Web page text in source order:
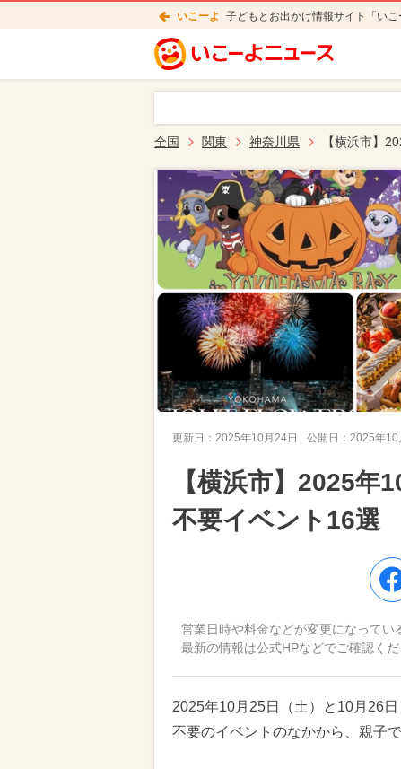
いこーよ 子どもとお出かけ情報サイト「い
全国 関東 神奈川県 【横浜市】
更新日： 2025年10月24日 公開日： 2025年10
【横浜市】2025年
不要イベント16選
営業日時や料金などが変更になってい
最新の情報は公式HPなどでご確認くだ
2025年10月25日（土）と10月26
不要のイベントのなかから、親子